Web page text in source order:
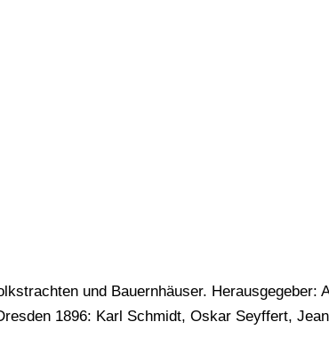
und Bauernhäuser. Herausgegeber:
1896: Karl Schmidt, Oskar Seyffert,